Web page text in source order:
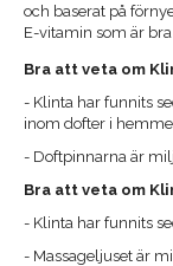
och baserat på
E-vitamin som är bra
Bra att veta om
- Klinta har funnits
inom dofter i
- Doftpinnarna är
Bra att veta om
- Klinta har funnits
- Massageljuset är